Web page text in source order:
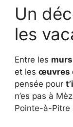
Un
les
Entre les
et les œuvres
pensée pour
n’es pas à
Pointe-à-Pitre